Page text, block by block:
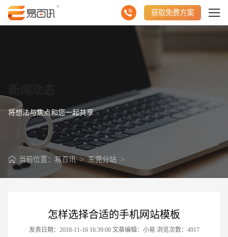
获取免费方案
将想法与焦点和您一起共享
当前位置： 易百讯>东莞分站>
怎样选择合适的手机网站模板
发表日期：2018-11-16 16:39:00 文章编辑：小易 浏览次数：4917